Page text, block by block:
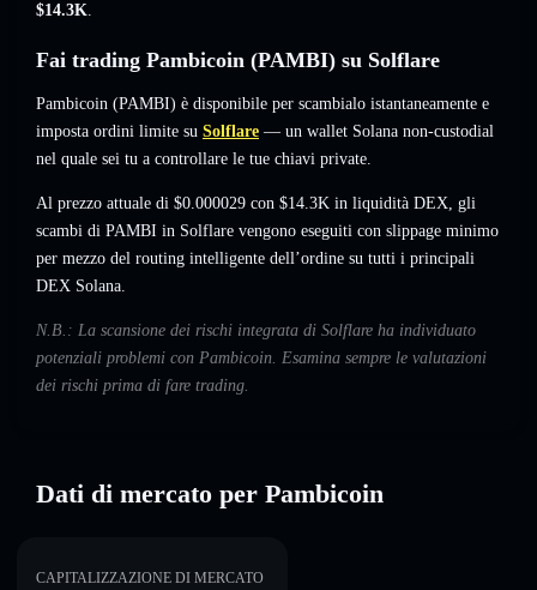
$14.3K.
Fai trading Pambicoin (PAMBI) su Solflare
Pambicoin (PAMBI) è disponibile per scambialo istantaneamente e
imposta ordini limite su Solflare — un wallet Solana non-custodial
nel quale sei tu a controllare le tue chiavi private.
Al prezzo attuale di $0.000029 con $14.3K in liquidità DEX, gli
scambi di PAMBI in Solflare vengono eseguiti con slippage minimo
per mezzo del routing intelligente dell’ordine su tutti i principali
DEX Solana.
N.B.: La scansione dei rischi integrata di Solflare ha individuato
potenziali problemi con Pambicoin. Esamina sempre le valutazioni
dei rischi prima di fare trading.
Dati di mercato per Pambicoin
CAPITALIZZAZIONE DI MERCATO